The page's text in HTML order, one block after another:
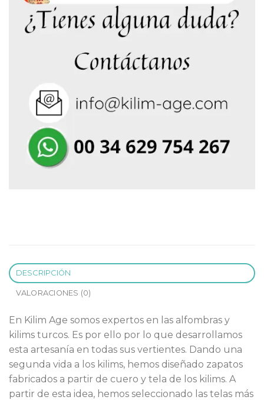
DESCRIPCIÓN
VALORACIONES (0)
En Kilim Age somos expertos en las alfombras y
kilims turcos. Es por ello por lo que desarrollamos
esta artesanía en todas sus vertientes. Dando una
segunda vida a los kilims, hemos diseñado zapatos
fabricados a partir de cuero y tela de los kilims. A
partir de esta idea, hemos seleccionado las telas más